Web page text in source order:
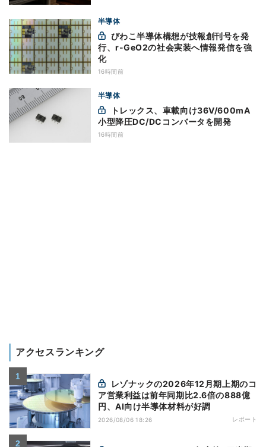
半導体
行、r-GeO2の社会実装へ情報発信を強
化
16時間前
半導体
小型降圧DC/DCコンバータを開発
16時間前
アクセスランキング
ア営業利益は前年同期比2.6倍の888億
円、AI向け半導体材料が好調
2026/08/06 18:26 レポート